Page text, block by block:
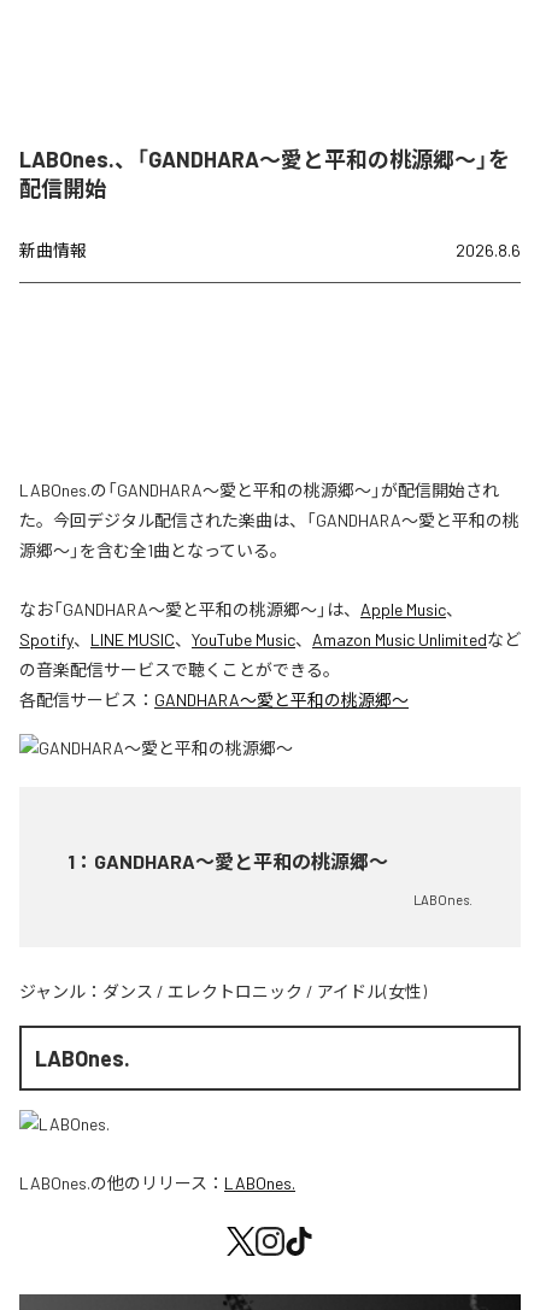
LABOnes.、「GANDHARA〜愛と平和の桃源郷〜」を
配信開始
新曲情報 2026.8.6
LABOnes.の「GANDHARA〜愛と平和の桃源郷〜」が配信開始され
た。今回デジタル配信された楽曲は、「GANDHARA〜愛と平和の桃
源郷〜」を含む全1曲となっている。
なお「GANDHARA〜愛と平和の桃源郷〜」は、 Apple Music、
Spotify、 LINE MUSIC、 YouTube Music、 Amazon Music Unlimitedなど
の音楽配信サービスで聴くことができる。
各配信サービス： GANDHARA〜愛と平和の桃源郷〜
1 ： GANDHARA〜愛と平和の桃源郷〜
LABOnes.
ジャンル： ダンス / エレクトロニック / アイドル(女性)
LABOnes.
LABOnes.の他のリリース： LABOnes.